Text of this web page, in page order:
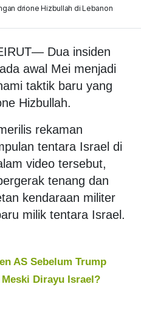
drione Hizbullah di Lebanon
Dua insiden
awal Mei menjadi
taktik baru yang
Hizbullah.
rekaman
tentara Israel di
video tersebut,
tenang dan
kendaraan militer
milik tentara Israel.
AS Sebelum Trump
Dirayu Israel?